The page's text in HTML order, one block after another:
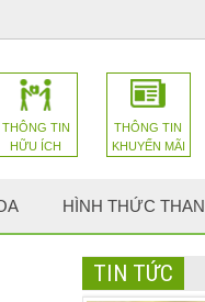
THÔNG TIN
HỮU ÍCH
THÔNG TIN
KHUYẾN MÃI
HÌNH THỨC
TIN TỨC